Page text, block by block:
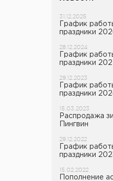
31.12.2025
График
праздники
28.12.2024
График
праздники
29.12.2023
График
праздники
15.03.2023
Распродажа
Пингвин
29.12.2022
График
праздники
15.02.2022
Пополнение